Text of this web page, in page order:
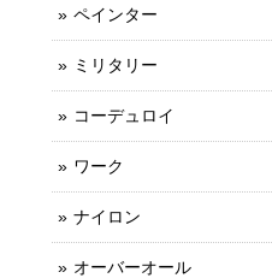
ペインター
ミリタリー
コーデュロイ
ワーク
ナイロン
オーバーオール